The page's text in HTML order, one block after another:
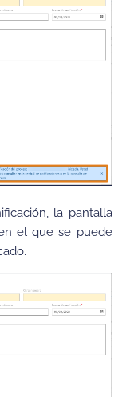
la pantalla
el que se puede